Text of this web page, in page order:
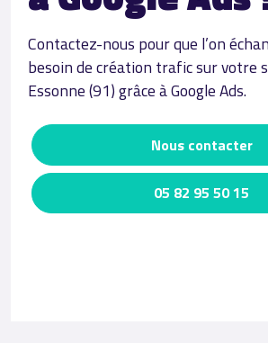
Contactez-nous pour que l’on
besoin de création trafic sur votre
Essonne (91) grâce à Google Ads.
Nous contacter
05 82 95 50 15